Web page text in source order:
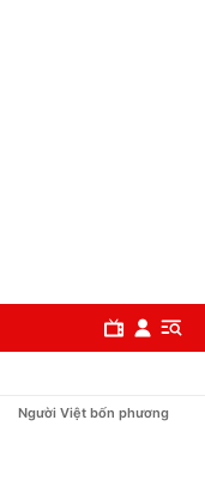
Người Việt bốn phương